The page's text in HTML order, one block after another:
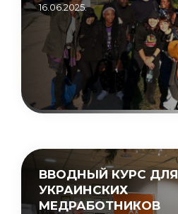
16.06.2025.
ВВОДНЫЙ КУРС ДЛЯ
УКРАИНСКИХ
МЕДРАБОТНИКОВ